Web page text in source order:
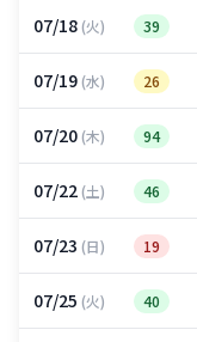
07/18(火) 39
07/19(水) 26
07/20(木) 94
07/22(土) 46
07/23 (日) 19
07/25 (火) 40